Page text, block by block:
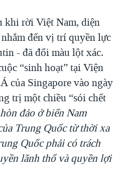
khi rời Việt Nam, diện
đến vị trí quyền lực
- đã đổi màu lột xác.
“sinh hoạt” tại Viện
của Singapore vào ngày
trị một chiều “sói chết
đảo ở biển Nam
Trung Quốc từ thời xa
Quốc phải có trách
lãnh thổ và quyền lợi